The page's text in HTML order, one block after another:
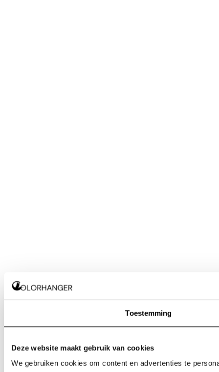
Toestemming
Deze website maakt gebruik van cookies
We gebruiken cookies om content en advertenties te